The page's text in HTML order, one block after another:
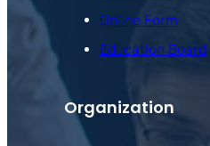
Online Form
Education Board
Organization